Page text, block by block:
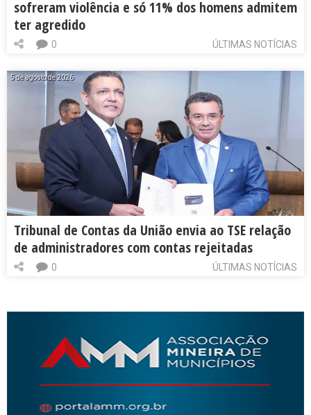
sofreram violência e só 11% dos homens admitem
ter agredido
ÚLTIMAS NOTÍCIAS
0
5 de agosto de 2026
Tribunal de Contas da União envia ao TSE relação
de administradores com contas rejeitadas
ÚLTIMAS NOTÍCIAS
0